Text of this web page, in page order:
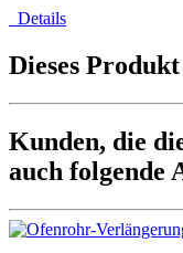
Details
Dieses
Kunden, die
auch folgende